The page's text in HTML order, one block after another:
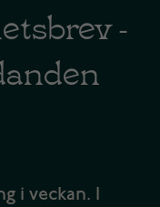
-
i veckan. I